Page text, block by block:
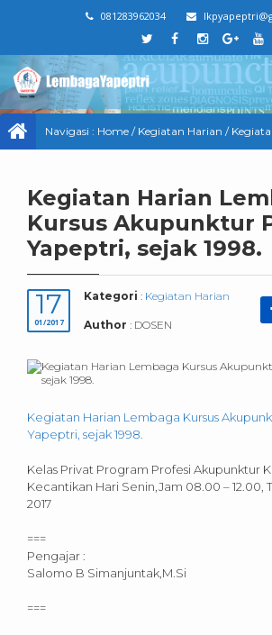
081283962034
Navigasi : Home / Kegiatan Harian /
Kegiatan Harian
Kursus Akupunktur
Yapeptri, sejak 1998.
17
01/2017
Kategori : Kegiatan Harian
Author : DOSEN
Kegiatan Harian Lembaga Kursus
Yapeptri, sejak 1998.
Kelas Privat Program Profesi Akupunktur
Kecantikan Hari Senin,Jam 08.00 – 12.00,
2017
===
Pengajar :
Salomo B Simanjuntak,M.Si
===